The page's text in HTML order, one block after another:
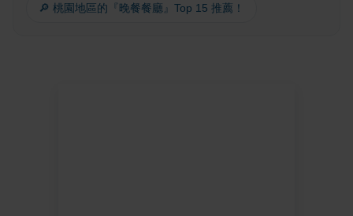
🔎 桃園地區的『晚餐餐廳』Top 15 推薦！